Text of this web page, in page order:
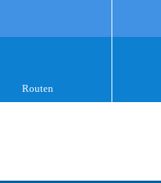
Routen